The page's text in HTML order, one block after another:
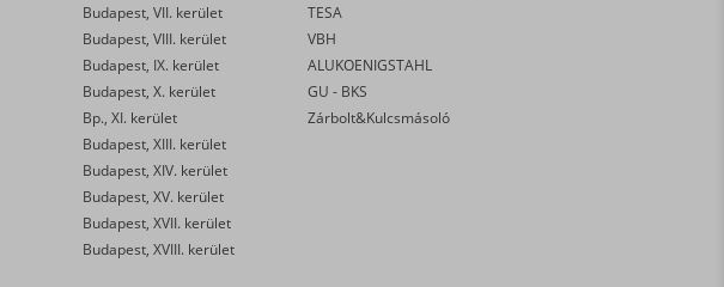
Budapest, VII. kerület
Budapest, VIII. kerület
Budapest, IX. kerület
Budapest, X. kerület
Bp., XI. kerület
Budapest, XIII. kerület
Budapest, XIV. kerület
Budapest, XV. kerület
Budapest, XVII. kerület
Budapest, XVIII. kerület
TESA
VBH
ALUKOENIGSTAHL
GU - BKS
Zárbolt&Kulcsmásoló